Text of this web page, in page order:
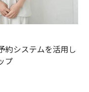
約システムを活用し
プ